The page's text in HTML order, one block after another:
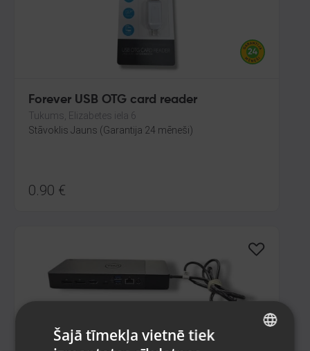
Forever USB OTG card reader
Tukums, Elizabetes iela 6
Stāvoklis Jauns (Garantija 24 mēneši)
0.90 €
Šajā tīmekļa vietnē tiek